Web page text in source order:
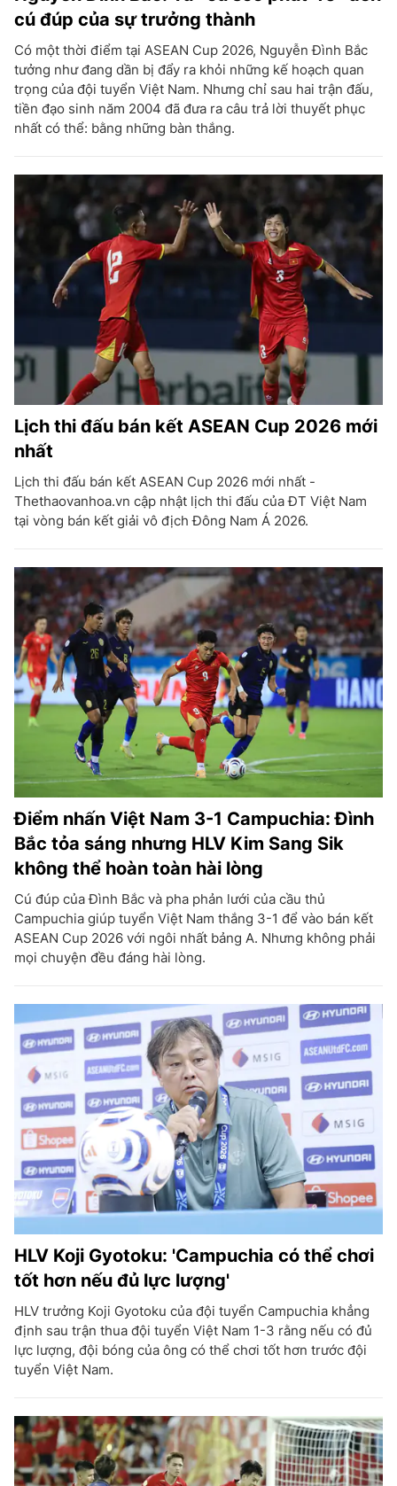
cú đúp của sự trưởng thành
Có một thời điểm tại ASEAN Cup 2026, Nguyễn Đình Bắc
tưởng như đang dần bị đẩy ra khỏi những kế hoạch quan
trọng của đội tuyển Việt Nam. Nhưng chỉ sau hai trận đấu,
tiền đạo sinh năm 2004 đã đưa ra câu trả lời thuyết phục
nhất có thể: bằng những bàn thắng.
Lịch thi đấu bán kết ASEAN Cup 2026 mới
nhất
Lịch thi đấu bán kết ASEAN Cup 2026 mới nhất -
Thethaovanhoa.vn cập nhật lịch thi đấu của ĐT Việt Nam
tại vòng bán kết giải vô địch Đông Nam Á 2026.
Điểm nhấn Việt Nam 3-1 Campuchia: Đình
Bắc tỏa sáng nhưng HLV Kim Sang Sik
không thể hoàn toàn hài lòng
Cú đúp của Đình Bắc và pha phản lưới của cầu thủ
Campuchia giúp tuyển Việt Nam thắng 3-1 để vào bán kết
ASEAN Cup 2026 với ngôi nhất bảng A. Nhưng không phải
mọi chuyện đều đáng hài lòng.
HLV Koji Gyotoku: 'Campuchia có thể chơi
tốt hơn nếu đủ lực lượng'
HLV trưởng Koji Gyotoku của đội tuyển Campuchia khẳng
định sau trận thua đội tuyển Việt Nam 1-3 rằng nếu có đủ
lực lượng, đội bóng của ông có thể chơi tốt hơn trước đội
tuyển Việt Nam.